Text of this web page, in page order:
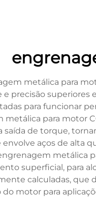
metálica para
e precisão superiores
para funcionar
metálica para motor
saída de torque,
aços de alta
metálica
superficial, para
calculadas, que
motor para